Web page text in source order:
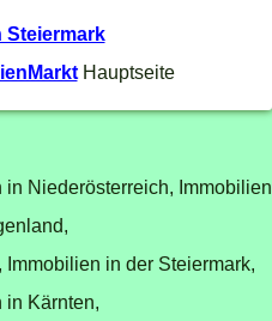
Steiermark
Hauptseite
in Niederösterreich, Immobilien
Immobilien in der Steiermark,
in Kärnten,